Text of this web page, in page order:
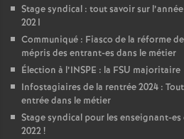
Stage syndical : tout savoir sur
2021
Communiqué : Fiasco de la réforme
mépris des entrant-es dans le métier
Élection à l’INSPE : la FSU majoritaire
Infostagiaires de la rentrée 2024 :
entrée dans le métier
Stage syndical pour les enseignant-es
2022!